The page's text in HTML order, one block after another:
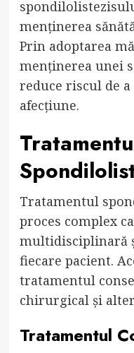
menținerea
Prin adoptarea
menținerea unei
reduce riscul de a
afecțiune.
Tratamentul
proces complex
multidisciplinară
fiecare pacient.
tratamentul
chirurgical și
Tratamentul